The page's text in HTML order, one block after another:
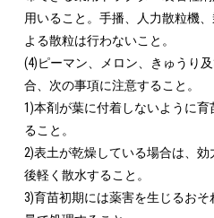
用いること。手播、人力散粒機
よる散粒は行わないこと。
(4)ピーマン、メロン、きゅうり
合、次の事項に注意すること。
1)本剤が葉に付着しないように
ること。
2)表土が乾燥している場合は、
後軽く散水すること。
3)育苗初期には薬害を生じるお